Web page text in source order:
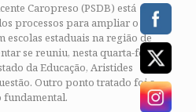
Caropreso (PSDB) está
processos para ampliar o
escolas estaduais na região de
se reuniu, nesta quarta-feira
da Educação, Aristides
Outro ponto tratado foi a
fundamental.